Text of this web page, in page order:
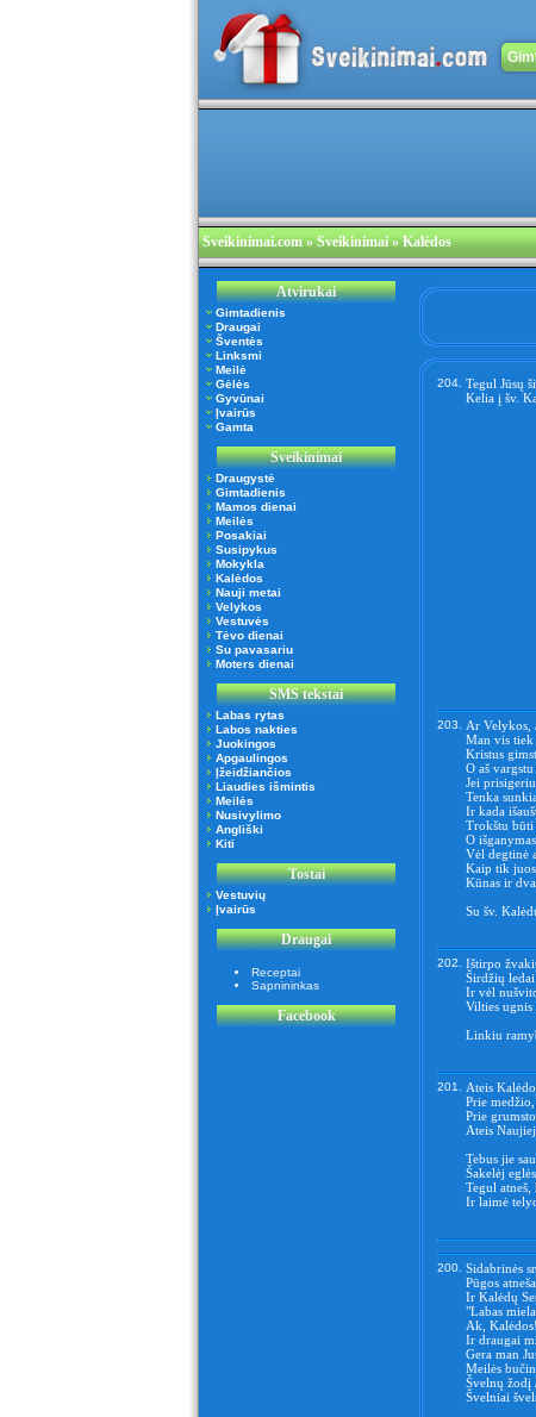
Sveikinimai.com» Sveikinimai » Kalėdos
Atvirukai
Gimtadienis
Draugai
Šventės
Linksmi
Meilė
Gėlės
Gyvūnai
Įvairūs
Gamta
Sveikinimai
Draugystė
Gimtadienis
Mamos dienai
Meilės
Posakiai
Susipykus
Mokykla
Kalėdos
Nauji metai
Velykos
Vestuvės
Tėvo dienai
Su pavasariu
Moters dienai
SMS tekstai
Labas rytas
Labos nakties
Juokingos
Apgaulingos
Įžeidžiančios
Liaudies išmintis
Meilės
Nusivylimo
Angliški
Kiti
Tostai
Vestuvių
Įvairūs
Draugai
Receptai
Sapnininkas
Facebook
204. Tegul Jūsų
Kelia į šv.
203. Ar Velykos,
Man vis tiek
Kristus
O aš vargstu
Jei
Tenka
Ir kada
Trokštu būti
O
Vėl degtinė
Kaip tik
Kūnas ir
Su šv.
202. Ištirpo
Širdžių ledai
Ir vėl
Vilties ugnis
Linkiu
201. Ateis
Prie
Prie
Ateis
Tebus jie
Šakelėj
Tegul atneš,
Ir laimė
200. Sidabrinės
Pūgos
Ir Kalėdų
"Labas
Ak,
Ir draugai
Gera man
Meilės
Švelnų žodį
Švelniai